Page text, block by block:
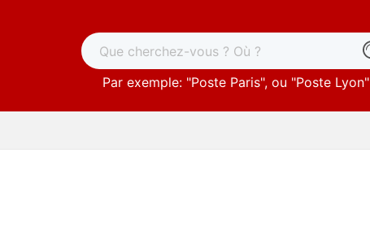
Par exemple: "Poste Paris", ou "Poste Lyon"